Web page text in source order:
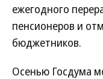
ежегодного
пенсионеров и
бюджетников.
Осенью Госдума